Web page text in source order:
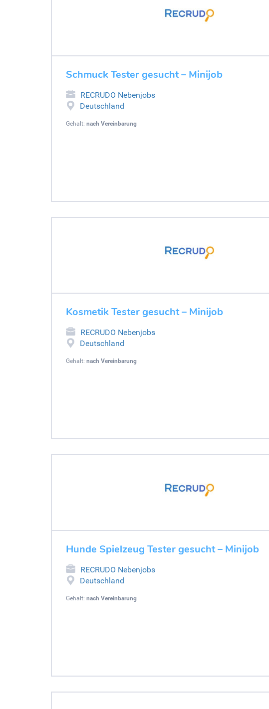
Schmuck Tester gesucht – Minijob
RECRUDO Nebenjobs
Deutschland
Gehalt: nach Vereinbarung
Kosmetik Tester gesucht – Minijob
RECRUDO Nebenjobs
Deutschland
Gehalt: nach Vereinbarung
Hunde Spielzeug Tester gesucht – Minijob
RECRUDO Nebenjobs
Deutschland
Gehalt: nach Vereinbarung